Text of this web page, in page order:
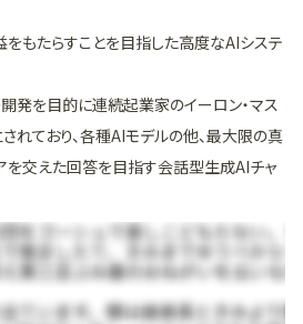
をもたらすことを目指した高度なAIシステ
発を目的に連続起業家のイーロン・マス
れており、各種AIモデルの他、最大限の真
を交えた回答を目指す会話型生成AIチャ